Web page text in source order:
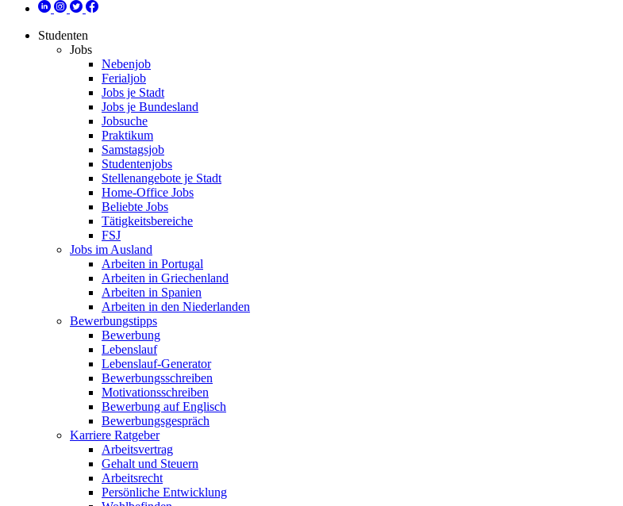
Studenten
Jobs
Nebenjob
Ferialjob
Jobs je Stadt
Jobs je Bundesland
Jobsuche
Praktikum
Samstagsjob
Studentenjobs
Stellenangebote je Stadt
Home-Office Jobs
Beliebte Jobs
Tätigkeitsbereiche
FSJ
Jobs im Ausland
Arbeiten in Portugal
Arbeiten in Griechenland
Arbeiten in Spanien
Arbeiten in den Niederlanden
Bewerbungstipps
Bewerbung
Lebenslauf
Lebenslauf-Generator
Bewerbungsschreiben
Motivationsschreiben
Bewerbung auf Englisch
Bewerbungsgespräch
Karriere Ratgeber
Arbeitsvertrag
Gehalt und Steuern
Arbeitsrecht
Persönliche Entwicklung